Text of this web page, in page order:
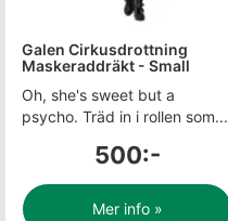
Galen Cirkusdrottning
Maskeraddräkt - Small
Oh, she's sweet but a
psycho. Träd in i rollen som...
500:-
Mer info »